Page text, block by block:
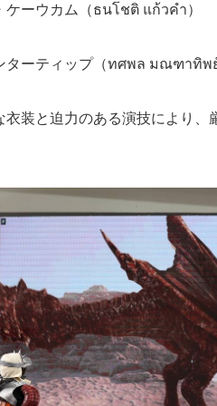
ケーウカム（ธนโชติ แก้วคำ）
ターティップ（ทศพล มณฑาทิพย์
衣装と迫力のある演技により、